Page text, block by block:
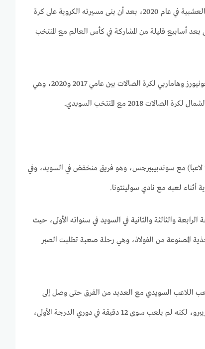
حقق علي قفزة إلى كرة القدم على الملاعب العشبية في عام 2020، بعد أن بنى مسيرته الكروية على كرة
على بعد أسابيع قليلة من المشاركة في كأس العالم مع المنتخب
لعب الفائز الأخير في مالمو مع ناديي ناكا جونيورز وهاماربي لكرة الصالات بين عامي 2017 و2020، وهي
2018 مع المنتخب السويدي.
وظهر علي لأول مرة في المنتخب الوطني (11 لاعبا) مع سوندبيبيرجس، وهو فريق منخفض في السويد، وفي
والثالثة والثانية في السويد في سنواته الأولى، حيث
المصنوعة من الفولاذ، وهي رحلة صعبة تطلبت الصبر
اللاعب السويدي مع العديد من الفرق حتى وصل إلى
دوري الدرجة الأولى السويدي مع نادي أوريبرو، لكنه لم يلعب سوى 12 دقيقة في دوري الدرجة الأولى،